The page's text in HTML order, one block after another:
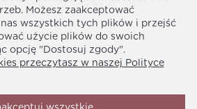
MyPrincess
Nocznickiego 33
918 Warszawa
Możesz zaakceptować
wszystkich tych plików i przejść
użycie plików do swoich
opcję "Dostosuj zgody".
przeczytasz w naszej Polityce